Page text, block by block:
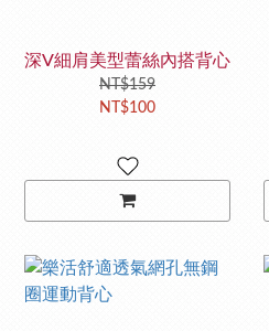
深V細肩美型蕾絲內搭背心
NT$159
NT$100